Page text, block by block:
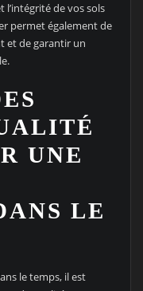
de vos sols
permet également de
et de garantir un
UNE
LE
le temps, il est